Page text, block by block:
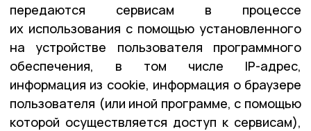
передаются сервисам в процессе
их использования с помощью установленного
на устройстве пользователя программного
обеспечения, в том числе IP-адрес,
информация из cookie, информация о браузере
пользователя (или иной программе, с помощью
которой осуществляется доступ к сервисам),